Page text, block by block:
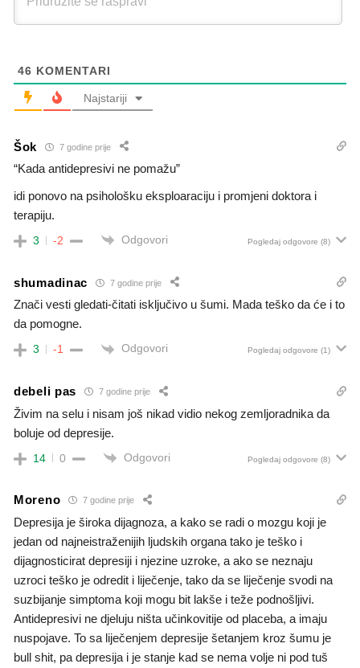
46 KOMENTARI
Najstariji
Šok 7 godine prije
“Kada antidepresivi ne pomažu”
idi ponovo na psihološku eksploaraciju i promjeni doktora i
terapiju.
3 -2 Odgovori Pogledaj odgovore (8)
shumadinac 7 godine prije
Znači vesti gledati-čitati isključivo u šumi. Mada teško da će i to
da pomogne.
3 -1 Odgovori Pogledaj odgovore (1)
debeli pas 7 godine prije
Živim na selu i nisam još nikad vidio nekog zemljoradnika da
boluje od depresije.
14 0 Odgovori Pogledaj odgovore (8)
Moreno 7 godine prije
Depresija je široka dijagnoza, a kako se radi o mozgu koji je
jedan od najneistraženijih ljudskih organa tako je teško i
dijagnosticirat depresiji i njezine uzroke, a ako se neznaju
uzroci teško je odredit i liječenje, tako da se liječenje svodi na
suzbijanje simptoma koji mogu bit lakše i teže podnošljivi.
Antidepresivi ne djeluju ništa učinkovitije od placeba, a imaju
nuspojave. To sa liječenjem depresije šetanjem kroz šumu je
bull shit, pa depresija i je stanje kad se nema volje ni pod tuš